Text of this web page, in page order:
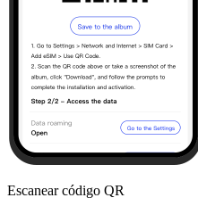
Escanear código QR